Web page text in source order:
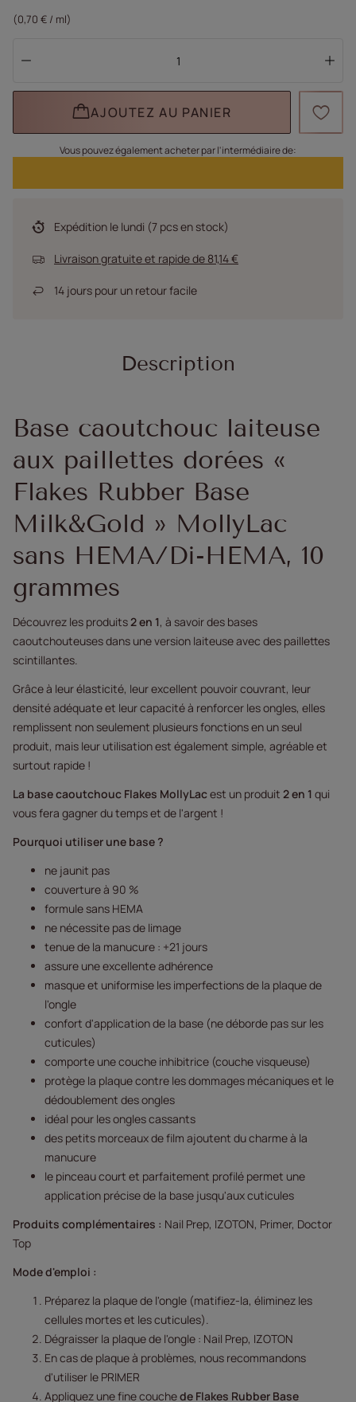
(0,70 € / ml)
AJOUTEZ AU PANIER
Vous pouvez également acheter par l'intermédiaire de:
Expédition le lundi (7 pcs en stock)
Livraison gratuite et rapidede 81,14 €
14 jours pour un retour facile
Description
Base caoutchouc laiteuse
aux paillettes dorées «
Flakes Rubber Base
Milk&Gold » MollyLac
sans HEMA/Di-HEMA, 10
grammes
Découvrez les produits2 en 1, à savoir des bases
caoutchouteuses dans une version laiteuse avec des paillettes
scintillantes.
Grâce à leur élasticité, leur excellent pouvoir couvrant, leur
densité adéquate et leur capacité à renforcer les ongles, elles
remplissent non seulement plusieurs fonctions en un seul
produit, mais leur utilisation est également simple, agréable et
surtout rapide !
La base caoutchouc Flakes MollyLacest un produit 2 en 1 qui
vous fera gagner du temps et de l'argent !
Pourquoi utiliser une base ?
ne jaunit pas
couverture à 90 %
formule sans HEMA
ne nécessite pas de limage
tenue de la manucure : +21 jours
assure une excellente adhérence
masque et uniformise les imperfections de la plaque de
l'ongle
confort d'application de la base (ne déborde pas sur les
cuticules)
comporte une couche inhibitrice (couche visqueuse)
protège la plaque contre les dommages mécaniques et le
dédoublement des ongles
idéal pour les ongles cassants
des petits morceaux de film ajoutent du charme à la
manucure
le pinceau court et parfaitement profilé permet une
application précise de la base jusqu'aux cuticules
Produits complémentaires : Nail Prep, IZOTON, Primer, Doctor
Top
Mode d'emploi :
Préparez la plaque de l'ongle (matifiez-la, éliminez les
cellules mortes et les cuticules).
Dégraisser la plaque de l'ongle : Nail Prep, IZOTON
En cas de plaque à problèmes, nous recommandons
d'utiliser le PRIMER
Appliquez une fine couchede Flakes Rubber Base